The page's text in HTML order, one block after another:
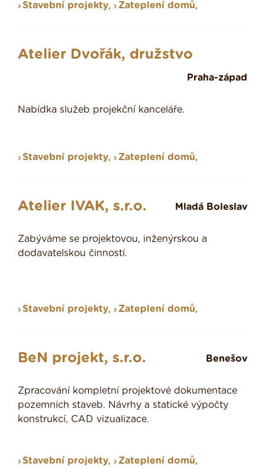
Stavební projekty, Zateplení domů,
Atelier Dvořák, družstvo
Praha-západ
Nabídka služeb projekční kanceláře.
Stavební projekty, Zateplení domů,
Atelier IVAK, s.r.o. Mladá Boleslav
Zabýváme se projektovou, inženýrskou a
dodavatelskou činností.
Stavební projekty, Zateplení domů,
BeN projekt, s.r.o. Benešov
Zpracování kompletní projektové dokumentace
pozemních staveb. Návrhy a statické výpočty
konstrukcí, CAD vizualizace.
Stavební projekty, Zateplení domů,